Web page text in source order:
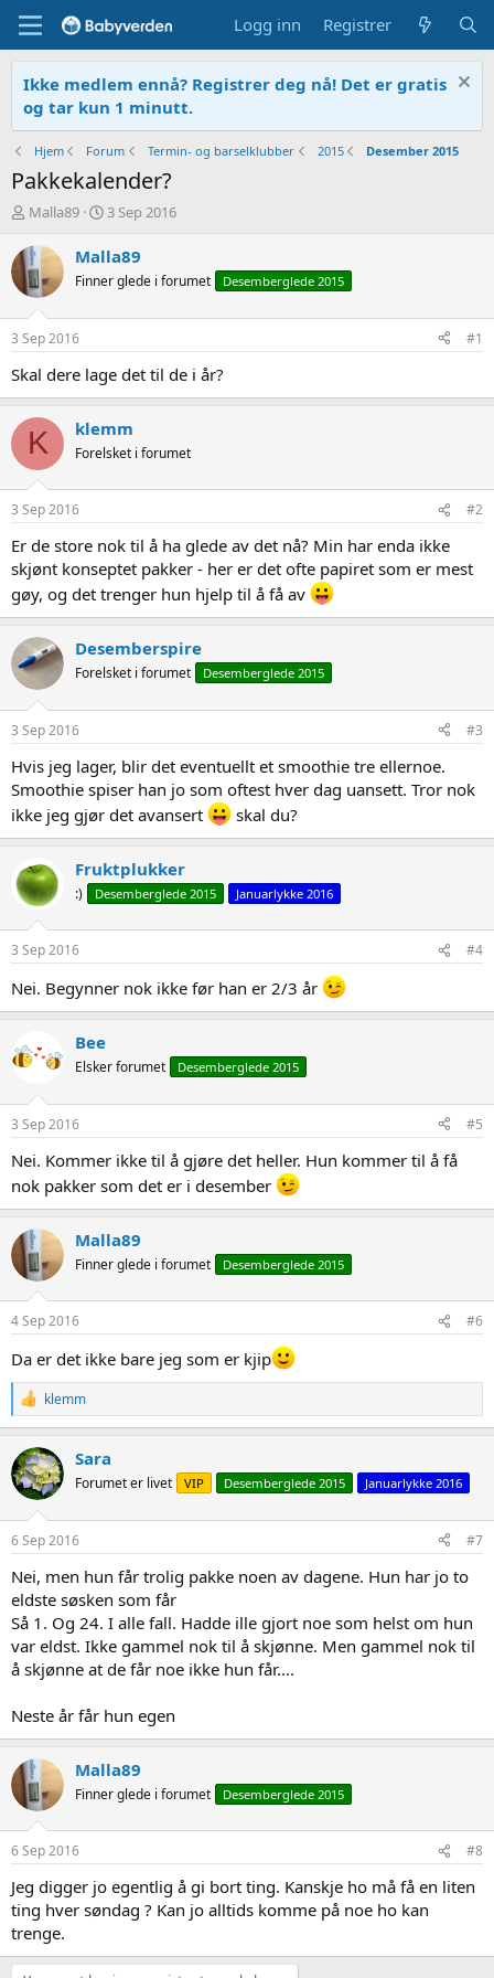
Logg inn Registrer
Ikke medlem ennå? Registrer deg nå! Det er gratis
og tar kun 1 minutt.
Hjem Forum Termin- og barselklubber 2015 Desember 2015
Pakkekalender?
T
å
d
s
t
a
r
t
Malla89
O
p
e
e
t
3 Sep 2016
Malla89
Finner glede i forumet Desemberglede 2015
3 Sep 2016 #1
Skal dere lage det til de i år?
K klemm
Forelsket i forumet
3 Sep 2016 #2
Er de store nok til å ha glede av det nå? Min har enda ikke
skjønt konseptet pakker - her er det ofte papiret som er mest
gøy, og det trenger hun hjelp til å få av
Desemberspire
Forelsket i forumet Desemberglede 2015
3 Sep 2016 #3
Hvis jeg lager, blir det eventuellt et smoothie tre ellernoe.
Smoothie spiser han jo som oftest hver dag uansett. Tror nok
ikke jeg gjør det avansert
skal du?
Fruktplukker
:) Desemberglede 2015 Januarlykke 2016
3 Sep 2016 #4
Nei. Begynner nok ikke før han er 2/3 år
Bee
Elsker forumet Desemberglede 2015
3 Sep 2016 #5
Nei. Kommer ikke til å gjøre det heller. Hun kommer til å få
nok pakker som det er i desember
Malla89
Finner glede i forumet Desemberglede 2015
4 Sep 2016 #6
Da er det ikke bare jeg som er kjip
R
e
a
c
t
i
o
n
s
:
klemm
Sara
Forumet er livet VIP Desemberglede 2015 Januarlykke 2016
6 Sep 2016 #7
Nei, men hun får trolig pakke noen av dagene. Hun har jo to
eldste søsken som får
Så 1. Og 24. I alle fall. Hadde ille gjort noe som helst om hun
var eldst. Ikke gammel nok til å skjønne. Men gammel nok til
å skjønne at de får noe ikke hun får....
Neste år får hun egen
Malla89
Finner glede i forumet Desemberglede 2015
6 Sep 2016 #8
Jeg digger jo egentlig å gi bort ting. Kanskje ho må få en liten
ting hver søndag ? Kan jo alltids komme på noe ho kan
trenge.